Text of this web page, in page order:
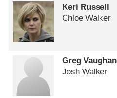
Keri Russell
Chloe Walker
Greg Vaughan
Josh Walker